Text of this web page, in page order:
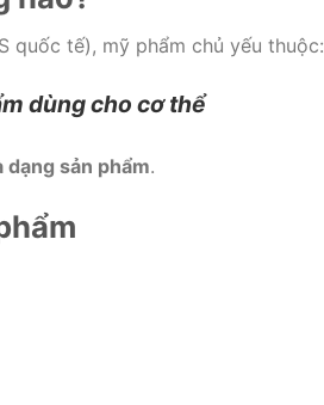
quốc tế), mỹ phẩm chủ yếu thuộc:
dùng cho cơ thể
dạng sản phẩm.